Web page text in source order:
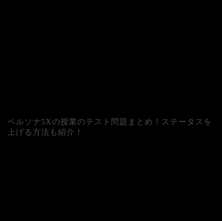
ペルソナ5Xの授業のテスト問題まとめ！ステータスを
上げる方法も紹介！